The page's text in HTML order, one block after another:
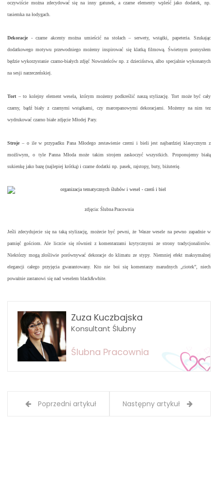
oczywiście można zdecydować się na inny gatunek, a czarne elementy wpleść jako dodatek, np.
tasiemka na łodygach.
Dekoracje - czarne akcenty można umieścić na stołach – serwety, wstążki, papeteria. Szukając
dodatkowego motywu przewodniego możemy inspirować się klatką filmową. Świetnym pomysłem
będzie wykorzystanie czarno-białych zdjęć Nowożeńców np. z dzieciństwa, albo specjalnie wykonanych
na sesji narzeczeńskiej.
Tort – to kolejny element wesela, którym możemy podkreślić naszą stylizację. Tort może być cały
czarny, bądź biały z czarnymi wstążkami, czy marcepanowymi dekoracjami. Możemy na nim tez
wydrukować czarno białe zdjęcie Młodej Pary.
Stroje – o ile w przypadku Pana Młodego zestawienie czerni i bieli jest najbardziej klasycznym z
możliwym, o tyle Panna Młoda może takim strojem zaskoczyć wszystkich. Proponujemy białą
sukienkę jako bazę (najlepiej krótką) i czarne dodatki np. pasek, rajstopy, buty, biżuterię.
zdjęcia: Ślubna Pracownia
Jeśli zdecydujecie się na taką stylizację, możecie być pewni, że Wasze wesele na pewno zapadnie w
pamięć gościom. Ale liczcie się również z komentarzami krytycznymi ze strony tradycjonalistów.
Niektórzy mogą złośliwie porównywać dekoracje do klimatu ze stypy. Niemniej efekt maksymalnej
elegancji całego przyjęcia gwarantowany. Kto nie boi się komentarzy marudnych „ciotek”, niech
poważnie zastanowi się nad weselem black&white.
Zuza Kuczbajska
Konsultant Ślubny
Ślubna Pracownia
Poprzedni artykuł Następny artykuł